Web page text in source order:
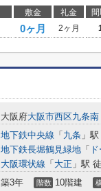
敷金 礼金 間
0ヶ月 2ヶ月
大阪府大阪市西区九条南
地下鉄中央線 「 九条 」
地下鉄長堀鶴見緑地 「
大阪環状線 「 大正 」駅
築3年 階数 10階建